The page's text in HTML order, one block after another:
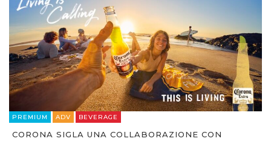
PREMIUM ADV BEVERAGE
CORONA SIGLA UNA COLLABORAZIONE CON